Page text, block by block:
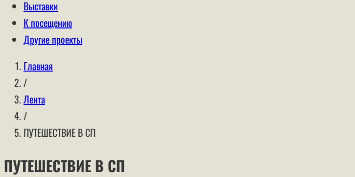
Выставки
К посещению
Другие проекты
Главная
/
Лента
/
ПУТЕШЕСТВИЕ В СП
ПУТЕШЕСТВИЕ В СП